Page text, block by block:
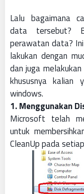
Lalu bagaimana
data tersebut?
perawatan data?
lakukan dengan
dan juga
khususnya kalian
windows.
1. Menggunakan
Microsoft telah
untuk
CleanUp pada